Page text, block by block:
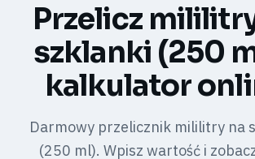
Przelicz
szklanki (250
kalkulator
Darmowy przelicznik mililitry na
(250 ml). Wpisz wartość i